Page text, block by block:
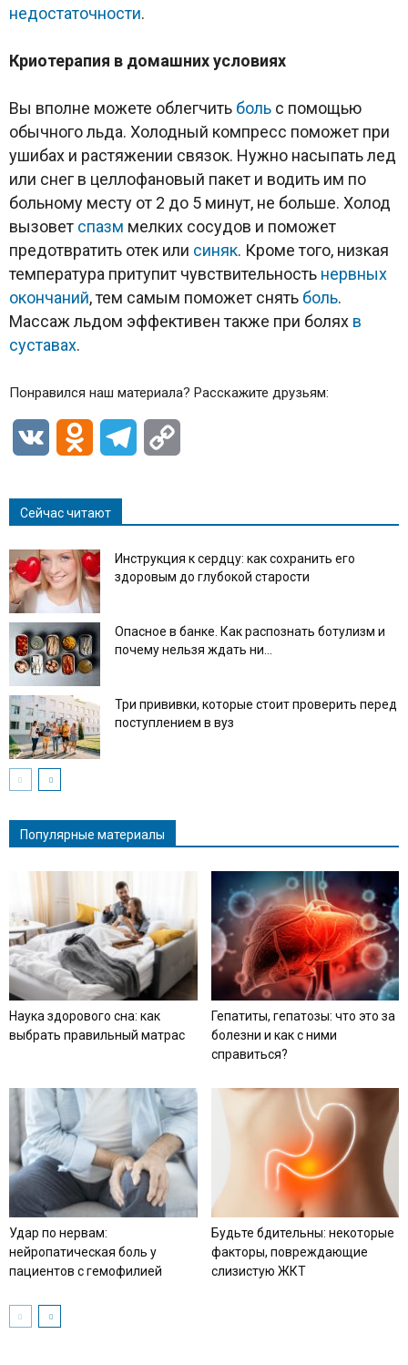
недостаточности.
Криотерапия в домашних условиях
Вы вполне можете облегчить боль с помощью
обычного льда. Холодный компресс поможет при
ушибах и растяжении связок. Нужно насыпать лед
или снег в целлофановый пакет и водить им по
больному месту от 2 до 5 минут, не больше. Холод
вызовет спазм мелких сосудов и поможет
предотвратить отек или синяк. Кроме того, низкая
температура притупит чувствительность нервных
окончаний, тем самым поможет снять боль.
Массаж льдом эффективен также при болях в
суставах.
Понравился наш материала? Расскажите друзьям:
VK Odnoklassniki
Telegram
Сейчас читают
Инструкция к сердцу: как сохранить его
здоровым до глубокой старости
Опасное в банке. Как распознать ботулизм и
почему нельзя ждать ни...
Три прививки, которые стоит проверить перед
поступлением в вуз
Популярные материалы
Наука здорового сна: как
выбрать правильный матрас
Гепатиты, гепатозы: что это за
болезни и как с ними
справиться?
Удар по нервам:
нейропатическая боль у
пациентов с гемофилией
Будьте бдительны: некоторые
факторы, повреждающие
слизистую ЖКТ